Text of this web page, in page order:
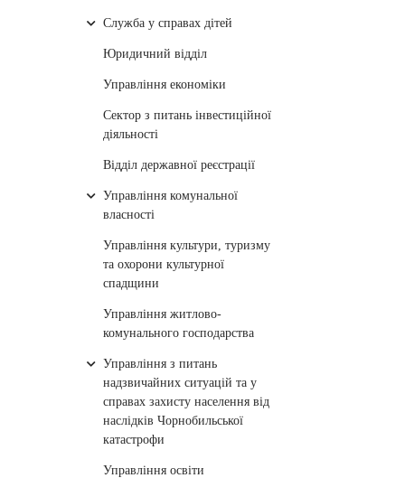
Служба у справах дітей
Юридичний відділ
Управління економіки
Сектор з питань інвестиційної
діяльності
Відділ державної реєстрації
Управління комунальної
власності
Управління культури, туризму
та охорони культурної
спадщини
Управління житлово-
комунального господарства
Управління з питань
надзвичайних ситуацій та у
справах захисту населення від
наслідків Чорнобильської
катастрофи
Управління освіти